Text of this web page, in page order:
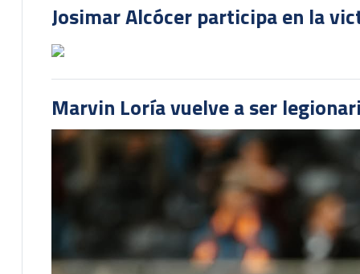
Josimar Alcócer participa en la
Marvin Loría vuelve a ser